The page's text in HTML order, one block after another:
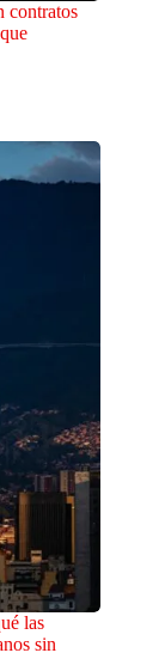
contratos
las
sin